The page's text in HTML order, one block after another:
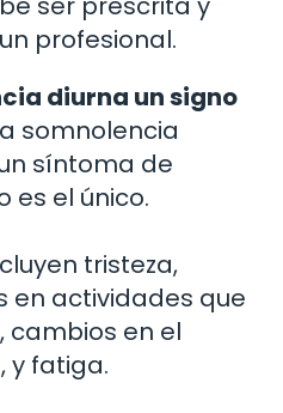
profesional.
diurna un signo
somnolencia
síntoma de
es el único.
tristeza,
en actividades que
cambios en el
y fatiga.